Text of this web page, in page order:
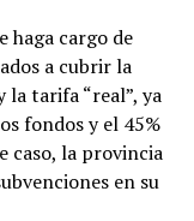
haga cargo de
a cubrir la
tarifa “real”, ya
fondos y el 45%
caso, la provincia
en su